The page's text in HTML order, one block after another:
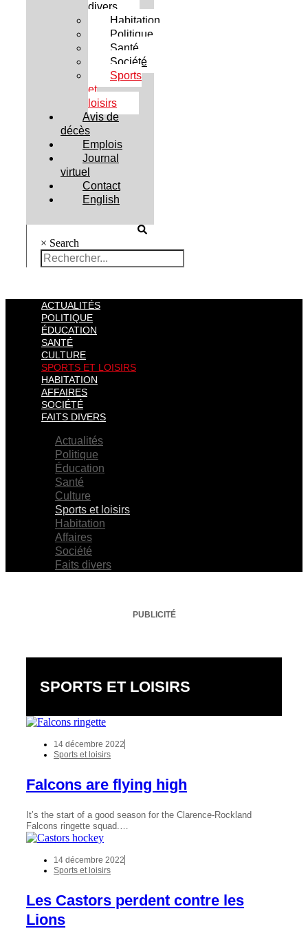
divers
Habitation
Politique
Santé
Société
Sports
et
loisirs
Avis de
décès
Emplois
Journal
virtuel
Contact
English
× Search
ACTUALITÉS
POLITIQUE
ÉDUCATION
SANTÉ
CULTURE
SPORTS ET LOISIRS
HABITATION
AFFAIRES
SOCIÉTÉ
FAITS DIVERS
Actualités
Politique
Éducation
Santé
Culture
Sports et loisirs
Habitation
Affaires
Société
Faits divers
PUBLICITÉ
SPORTS ET LOISIRS
14 décembre 2022
Sports et loisirs
Falcons are flying high
It’s the start of a good season for the Clarence-Rockland
Falcons ringette squad.…
14 décembre 2022
Sports et loisirs
Les Castors perdent contre les
Lions